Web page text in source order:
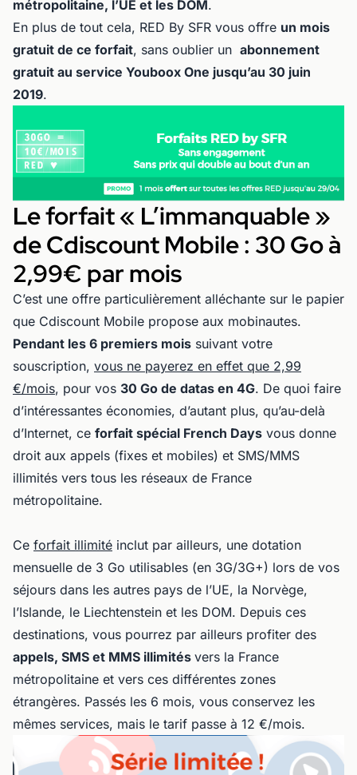
métropolitaine, l’UE et les DOM.
En plus de tout cela, RED By SFR vous offre un mois
gratuit de ce forfait, sans oublier un abonnement
gratuit au service Youboox One jusqu’au 30 juin
2019.
Le forfait « L’immanquable »
de Cdiscount Mobile : 30 Go à
2,99€ par mois
C’est une offre particulièrement alléchante sur le papier
que Cdiscount Mobile propose aux mobinautes.
Pendant les 6 premiers mois suivant votre
souscription, vous ne payerez en effet que 2,99
€/mois, pour vos 30 Go de datas en 4G. De quoi faire
d’intéressantes économies, d’autant plus, qu’au-delà
d’Internet, ce forfait spécial French Days vous donne
droit aux appels (fixes et mobiles) et SMS/MMS
illimités vers tous les réseaux de France
métropolitaine.
Ce forfait illimité inclut par ailleurs, une dotation
mensuelle de 3 Go utilisables (en 3G/3G+) lors de vos
séjours dans les autres pays de l’UE, la Norvège,
l’Islande, le Liechtenstein et les DOM. Depuis ces
destinations, vous pourrez par ailleurs profiter des
appels, SMS et MMS illimités vers la France
métropolitaine et vers ces différentes zones
étrangères. Passés les 6 mois, vous conservez les
mêmes services, mais le tarif passe à 12 €/mois.